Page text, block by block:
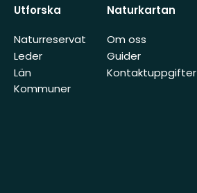
Utforska
Naturreservat
Leder
Län
Kommuner
Naturkartan
Om oss
Guider
Kontaktuppgifter